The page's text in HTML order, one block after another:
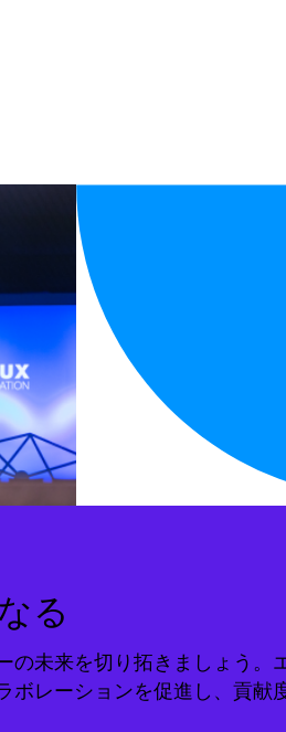
る
の未来を切り拓きましょう。
ボレーションを促進し、貢献